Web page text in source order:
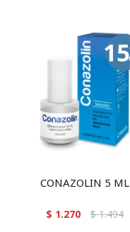
CONAZOLIN 5 ML
$ 1.270 $ 1.494